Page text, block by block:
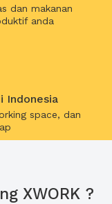
dan makanan
anda
Indonesia
space, dan
XWORK ?